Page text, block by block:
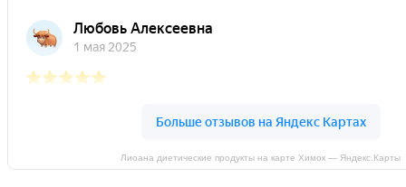
Лиоана диетические продукты на карте Химок — Яндекс.Карты